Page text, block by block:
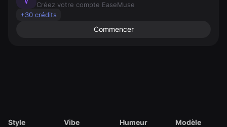
Créez votre compte EaseMuse
+30 crédits
Commencer
Style Vibe Humeur Modèle